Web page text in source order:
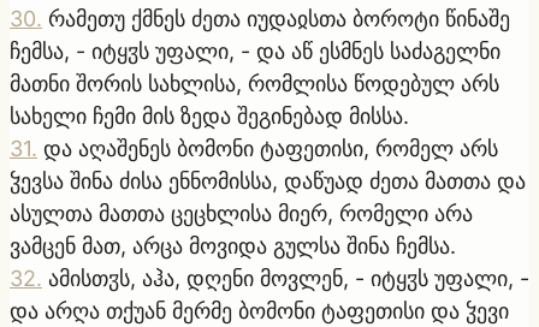
30. რამეთუ ქმნეს ძეთა იუდაჲსთა ბოროტი წინაშე
ჩემსა, - იტყჳს უფალი, - და აწ ესმნეს საძაგელნი
მათნი შორის სახლისა, რომლისა წოდებულ არს
სახელი ჩემი მის ზედა შეგინებად მისსა.
31. და აღაშენეს ბომონი ტაფეთისი, რომელ არს
ჴევსა შინა ძისა ენნომისსა, დაწუად ძეთა მათთა და
ასულთა მათთა ცეცხლისა მიერ, რომელი არა
ვამცენ მათ, არცა მოვიდა გულსა შინა ჩემსა.
32. ამისთჳს, აჰა, დღენი მოვლენ, - იტყჳს უფალი, -
და არღა თქუან მერმე ბომონი ტაფეთისი და ჴევი